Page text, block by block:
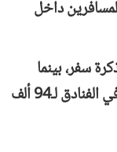
داخل
استرداد نحو 43 ألف تذكرة سفر، بينما
اضطرت شركات الطيران إلى توفير الإقامة في الفنادق لـ94 ألف